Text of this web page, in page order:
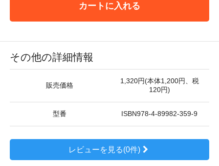
カートに入れる
その他の詳細情報
販売価格
1,320円(本体1,200円、税
120円)
型番 ISBN978-4-89982-359-9
レビューを見る(0件)